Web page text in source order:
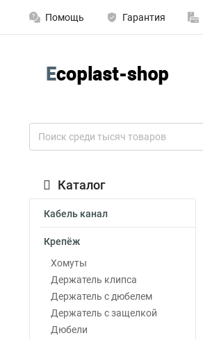
Помощь Гарантия
Каталог
Кабель канал
Крепёж
Хомуты
Держатель клипса
Держатель с дюбелем
Держатель с защелкой
Дюбели